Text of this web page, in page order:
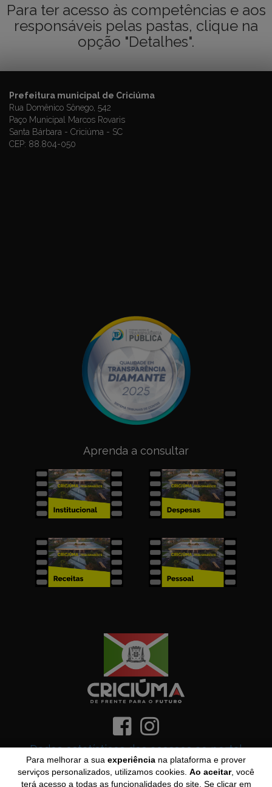
Para melhorar a sua experiência na plataforma e prover
serviços personalizados, utilizamos cookies. Ao aceitar, você
terá acesso a todas as funcionalidades do site. Se clicar em
Para ter acesso às competências e aos
responsáveis pelas pastas, clique na
opção "Detalhes".
Prefeitura municipal de Criciúma
Rua Domênico Sônego, 542
Paço Municipal Marcos Rovaris
Santa Bárbara - Criciúma - SC
CEP: 88.804-050
Aprenda a consultar
Dados estatísticos dos acessos ao portal
Rever o Tutorial